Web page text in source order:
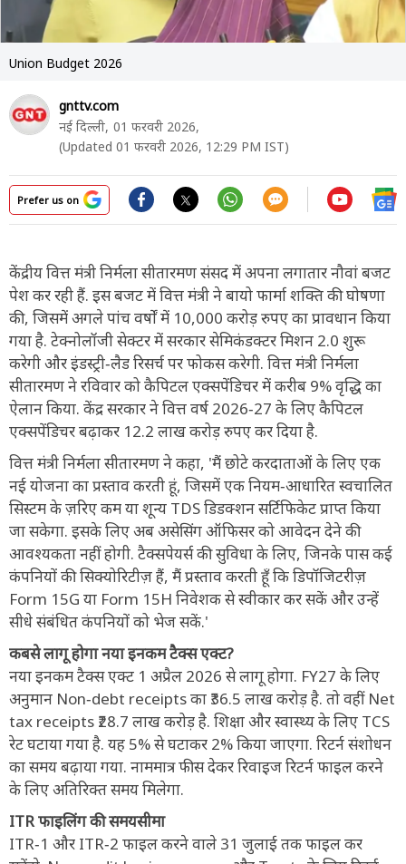
Union Budget 2026
gnttv.com
नई दिल्ली, 01 फरवरी 2026,
(Updated 01 फरवरी 2026, 12:29 PM IST)
Prefer us on
केंद्रीय वित्त मंत्री निर्मला सीतारमण संसद में अपना लगातार नौवां बजट
पेश कर रही हैं. इस बजट में वित्त मंत्री ने बायो फार्मा शक्ति की घोषणा
की, जिसमें अगले पांच वर्षों में 10,000 करोड़ रुपए का प्रावधान किया
गया है. टेक्नोलॉजी सेक्टर में सरकार सेमिकंडक्टर मिशन 2.0 शुरू
करेगी और इंडस्ट्री‑लैड रिसर्च पर फोकस करेगी. वित्त मंत्री निर्मला
सीतारमण ने रविवार को कैपिटल एक्सपेंडिचर में करीब 9% वृद्धि का
ऐलान किया. केंद्र सरकार ने वित्त वर्ष 2026‑27 के लिए कैपिटल
एक्सपेंडिचर बढ़ाकर 12.2 लाख करोड़ रुपए कर दिया है.
वित्त मंत्री निर्मला सीतारमण ने कहा, 'मैं छोटे करदाताओं के लिए एक
नई योजना का प्रस्ताव करती हूं, जिसमें एक नियम‑आधारित स्वचालित
सिस्टम के ज़रिए कम या शून्य TDS डिडक्शन सर्टिफिकेट प्राप्त किया
जा सकेगा. इसके लिए अब असेसिंग ऑफिसर को आवेदन देने की
आवश्यकता नहीं होगी. टैक्सपेयर्स की सुविधा के लिए, जिनके पास कई
कंपनियों की सिक्योरिटीज़ हैं, मैं प्रस्ताव करती हूँ कि डिपॉजिटरीज़
Form 15G या Form 15H निवेशक से स्वीकार कर सकें और उन्हें
सीधे संबंधित कंपनियों को भेज सकें.'
कबसे लागू होगा नया इनकम टैक्स एक्ट?
नया इनकम टैक्स एक्ट 1 अप्रैल 2026 से लागू होगा. FY27 के लिए
अनुमान Non‑debt receipts का ₹36.5 लाख करोड़ है. तो वहीं Net
tax receipts ₹28.7 लाख करोड़ है. शिक्षा और स्वास्थ्य के लिए TCS
रेट घटाया गया है. यह 5% से घटाकर 2% किया जाएगा. रिटर्न संशोधन
का समय बढ़ाया गया. नाममात्र फीस देकर रिवाइज रिटर्न फाइल करने
के लिए अतिरिक्त समय मिलेगा.
ITR फाइलिंग की समयसीमा
ITR‑1 और ITR‑2 फाइल करने वाले 31 जुलाई तक फाइल कर